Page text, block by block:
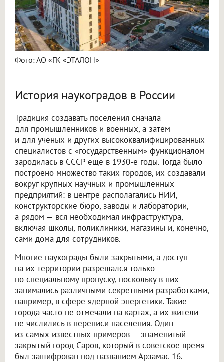
Фото: АО «ГК «ЭТАЛОН»
История наукоградов в России
Традиция создавать поселения сначала
для промышленников и военных, а затем
и для ученых и других высококвалифицированных
специалистов с «государственным» функционалом
зародилась в СССР еще в 1930-е годы. Тогда было
построено множество таких городов, их создавали
вокруг крупных научных и промышленных
предприятий: в центре располагались НИИ,
конструкторские бюро, заводы и лаборатории,
а рядом — вся необходимая инфраструктура,
включая школы, поликлиники, магазины и, конечно,
сами дома для сотрудников.
Многие наукограды были закрытыми, а доступ
на их территории разрешался только
по специальному пропуску, поскольку в них
занимались различными секретными разработками,
например, в сфере ядерной энергетики. Такие
города часто не отмечали на картах, а их жители
не числились в переписи населения. Один
из самых известных примеров — знаменитый
закрытый город Саров, который в советское время
был зашифрован под названием Арзамас-16.